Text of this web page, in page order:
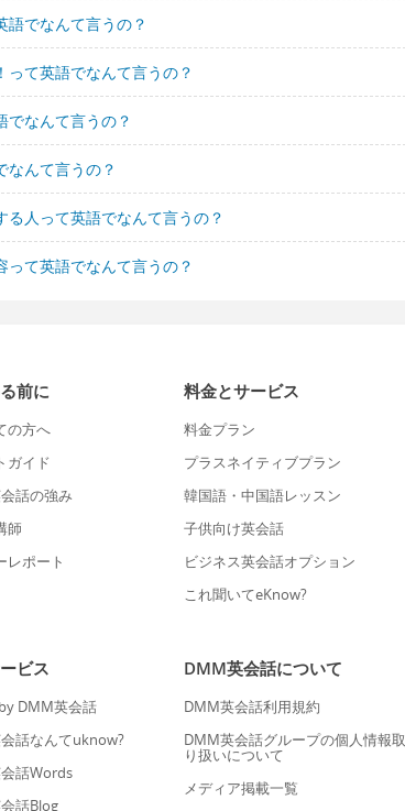
語でなんて言うの？
って英語でなんて言うの？
でなんて言うの？
なんて言うの？
る人って英語でなんて言うの？
って英語でなんて言うの？
前に
の方へ
ガイド
話の強み
師
レポート
料金とサービス
料金プラン
プラスネイティブプラン
韓国語・中国語レッスン
子供向け英会話
ビジネス英会話オプション
これ聞いてeKnow?
ビス
DMM英会話
話なんてuknow?
話Words
話Blog
DMM英会話について
DMM英会話利用規約
DMM英会話グループの個人情報取
り扱いについて
メディア掲載一覧